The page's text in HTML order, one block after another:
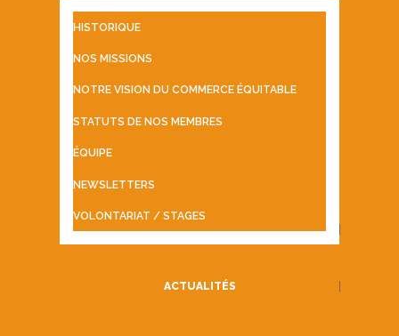
HISTORIQUE
NOS MISSIONS
NOTRE VISION DU COMMERCE ÉQUITABLE
STATUTS DE NOS MEMBRES
ÉQUIPE
NEWSLETTERS
VOLONTARIAT / STAGES
ACTUALITÉS